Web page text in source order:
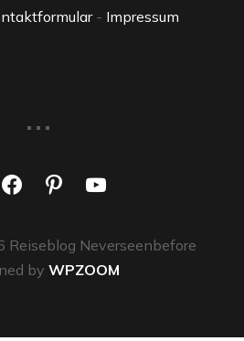
- Impressum
...
facebookpinterestyoutube
Neverseenbefore
by WPZOOM